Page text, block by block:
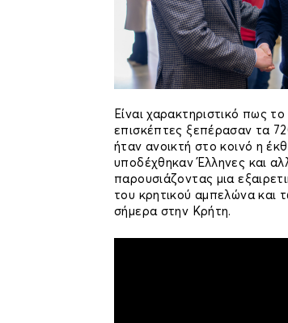
Είναι χαρακτηριστικό πως
επισκέπτες ξεπέρασαν τα
ήταν ανοικτή στο κοινό η
υποδέχθηκαν Έλληνες και
παρουσιάζοντας μια
του κρητικού αμπελώνα και
σήμερα στην Κρήτη.